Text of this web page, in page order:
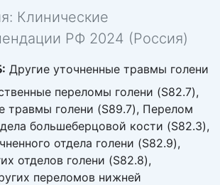
Клинические
РФ 2024 (Россия)
Другие уточненные травмы голени
переломы голени (S82.7),
травмы голени (S89.7), Перелом
большеберцовой кости (S82.3),
отдела голени (S82.9),
отделов голени (S82.8),
переломов нижней